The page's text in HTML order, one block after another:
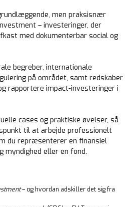
men praksisnær
– investeringer, der
med dokumenterbar social og
begreber, internationale
på området, samt redskaber
rapportere impact-investeringer i
cases og praktiske øvelser, så
til at arbejde professionelt
du repræsenterer en finansiel
myndighed eller en fond.
– og hvordan adskiller det sig fra